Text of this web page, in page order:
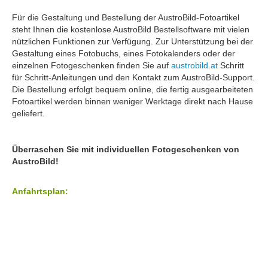
Für die Gestaltung und Bestellung der AustroBild-Fotoartikel
steht Ihnen die kostenlose AustroBild Bestellsoftware mit vielen
nützlichen Funktionen zur Verfügung. Zur Unterstützung bei der
Gestaltung eines Fotobuchs, eines Fotokalenders oder der
einzelnen Fotogeschenken finden Sie auf austrobild.at Schritt
für Schritt-Anleitungen und den Kontakt zum AustroBild-Support.
Die Bestellung erfolgt bequem online, die fertig ausgearbeiteten
Fotoartikel werden binnen weniger Werktage direkt nach Hause
geliefert.
Überraschen Sie mit individuellen Fotogeschenken von
AustroBild!
Anfahrtsplan: